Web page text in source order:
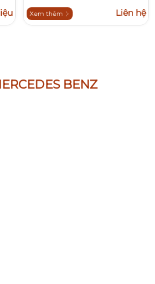
Xem thêm Liên hệ
BENZ